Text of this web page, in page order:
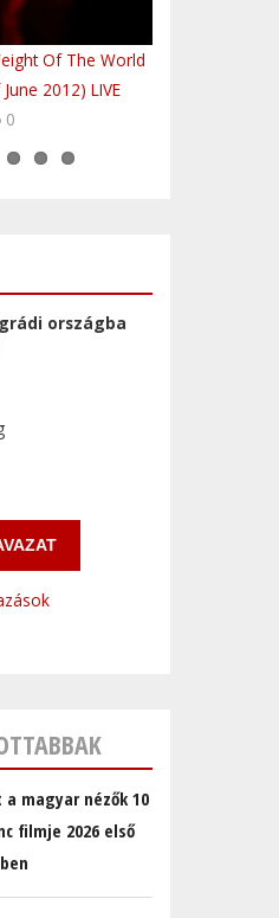
Of The World
2012) LIVE
0
first time in
helyek
országba
a magyar nézők 10
filmje 2026 első